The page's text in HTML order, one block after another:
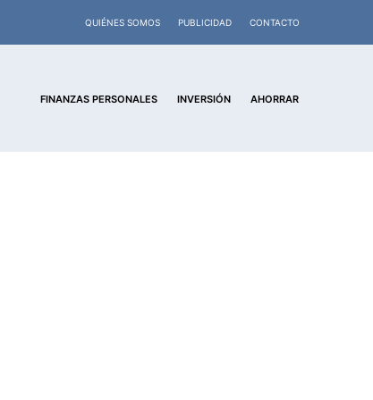
QUIÉNES SOMOS PUBLICIDAD CONTACTO
FINANZAS PERSONALES INVERSIÓN AHORRAR